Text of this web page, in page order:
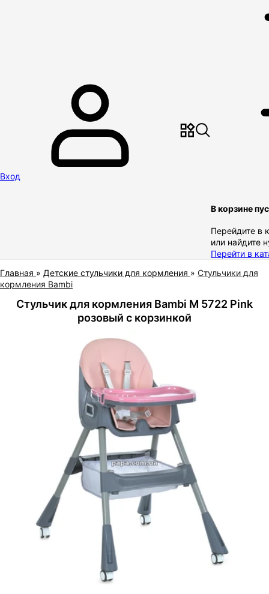
Вход
В корзине
Перейдите в
или найдите
Перейти в
Главная » Детские стульчики для кормления » Стульчики для
кормления Bambi
Стульчик для кормления Bambi M 5722 Pink
розовый с корзинкой